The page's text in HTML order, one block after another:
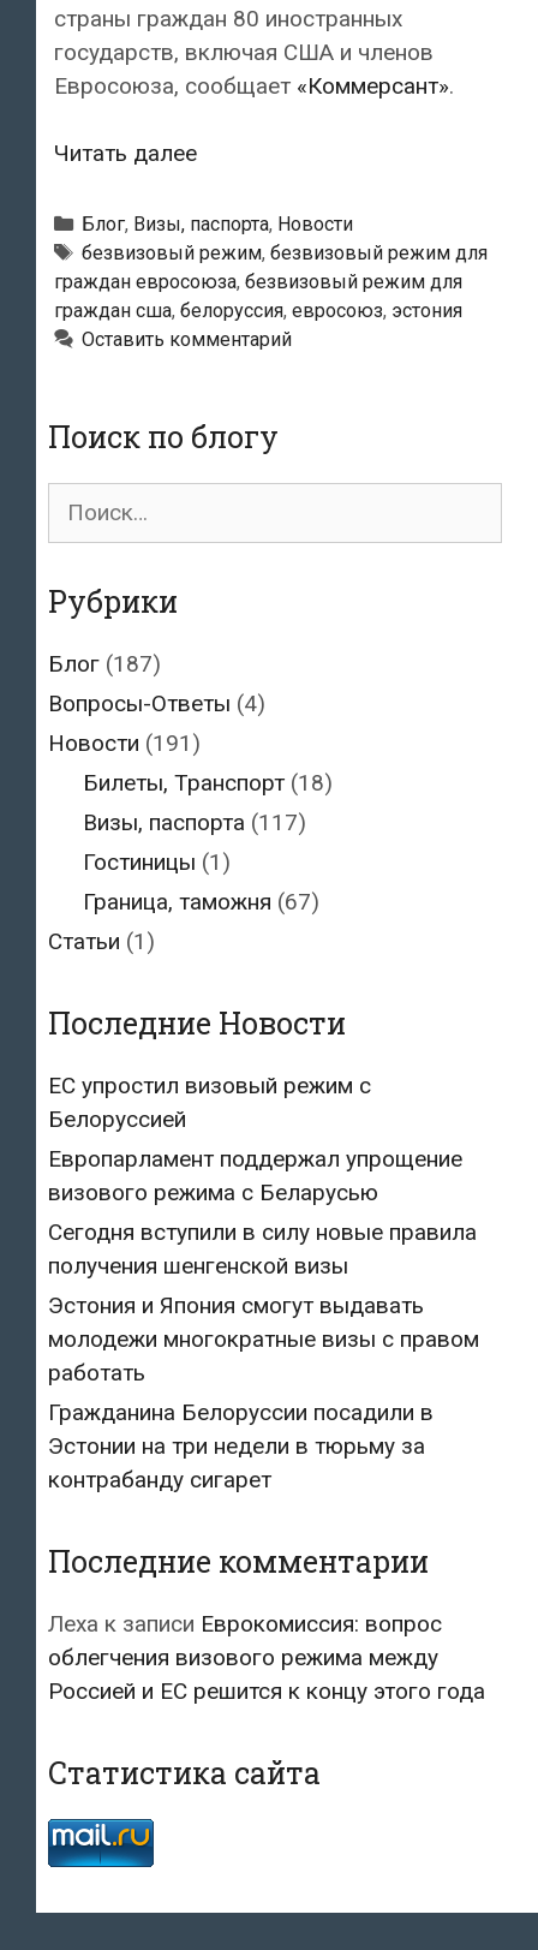
страны граждан 80 иностранных
государств, включая США и членов
Евросоюза, сообщает «Коммерсант».
Читать далееБелоруссия
пятидневный
безвизовый
режим
для
граждан
и
США
Рубрики
Блог, Визы, паспорта, Новости
Метки
безвизовый режим, безвизовый режим для
граждан евросоюза, безвизовый режим для
граждан сша, белоруссия, евросоюз, эстония
Оставить комментарий
Поиск по блогу
Рубрики
Блог (187)
Вопросы-Ответы (4)
Новости (191)
Билеты, Транспорт(18)
Визы, паспорта (117)
Гостиницы (1)
Граница, таможня (67)
Статьи (1)
Последние Новости
ЕС упростил визовый режим с
Белоруссией
Европарламент поддержал упрощение
визового режима с Беларусью
Сегодня вступили в силу новые правила
получения шенгенской визы
Эстония и Япония смогут выдавать
молодежи многократные визы с правом
работать
Гражданина Белоруссии посадили в
Эстонии на три недели в тюрьму за
контрабанду сигарет
Последние комментарии
Леха к записи Еврокомиссия: вопрос
облегчения визового режима между
Россией и ЕС решится к концу этого года
Статистика сайта